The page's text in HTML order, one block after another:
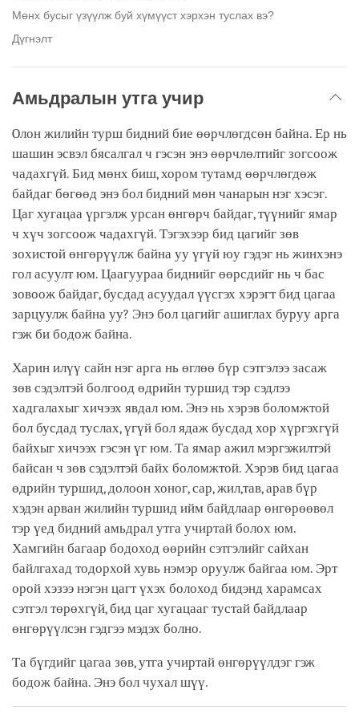
Мөнх бусыг үзүүлж буй хүмүүст хэрхэн туслах вэ?
Дүгнэлт
Амьдралын утга учир
Oлон жилийн турш бидний бие өөрчлөгдсөн байна. Ер нь
шашин эсвэл бясалгал ч гэсэн энэ өөрчлөлтийг зогсоож
чадахгүй. Бид мөнх биш, хором тутамд өөрчлөгдөж
байдаг бөгөөд энэ бол бидний мөн чанарын нэг хэсэг.
Цаг хугацаа үргэлж урсан өнгөрч байдаг, түүнийг ямар
ч хүч зогсоож чадахгүй. Тэгэхээр бид цагийг зөв
зохистой өнгөрүүлж байна уу үгүй юу гэдэг нь жинхэнэ
гол асуулт юм. Цаагуураа биднийг өөрсдийг нь ч бас
зовоож байдаг, бусдад асуудал үүсгэх хэрэгт бид цагаа
зарцуулж байна уу? Энэ бол цагийг ашиглах буруу арга
гэж би бодож байна.
Харин илүү сайн нэг арга нь өглөө бүр сэтгэлээ засаж
зөв сэдэлтэй болгоод өдрийн туршид тэр сэдлээ
хадгалахыг хичээх явдал юм. Энэ нь хэрэв боломжтой
бол бусдад туслах, үгүй бол ядаж бусдад хор хүргэхгүй
байхыг хичээх гэсэн үг юм. Та ямар ажил мэргэжилтэй
байсан ч зөв сэдэлтэй байх боломжтой. Хэрэв бид цагаа
өдрийн туршид, долоон хоног, сар, жил,тав, арав бүр
хэдэн арван жилийн туршид ийм байдлаар өнгөрөөвөл
тэр үед бидний амьдрал утга учиртай болох юм.
Хамгийн багаар бодоход өөрийн сэтгэлийг сайхан
байлгахад тодорхой хувь нэмэр оруулж байгаа юм. Эрт
орой хэзээ нэгэн цагт үхэх болоход бидэнд харамсах
сэтгэл төрөхгүй, бид цаг хугацааг тустай байдлаар
өнгөрүүлсэн гэдгээ мэдэх болно.
Та бүгдийг цагаа зөв, утга учиртай өнгөрүүлдэг гэж
бодож байна. Энэ бол чухал шүү.